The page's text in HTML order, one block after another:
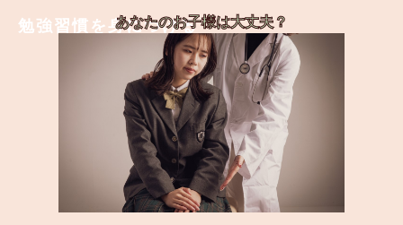
勉強習慣を身につける
あなたのお子様は大丈夫？